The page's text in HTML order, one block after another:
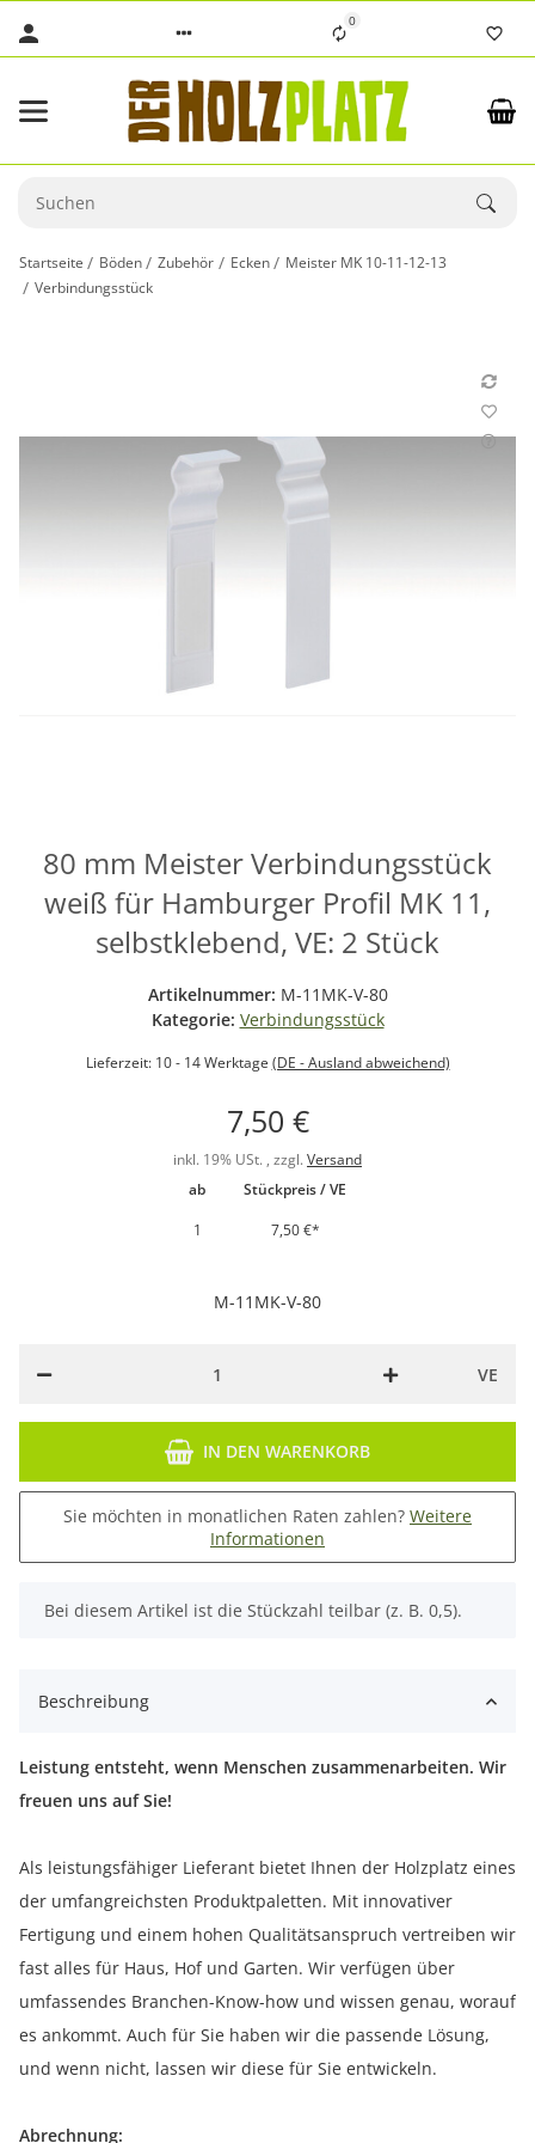
0
Startseite Böden Zubehör Ecken
Meister MK 10-11-12-13
Verbindungsstück
80 mm Meister Verbindungsstück
weiß für Hamburger Profil MK 11,
selbstklebend, VE: 2 Stück
Artikelnummer: M-11MK-V-80
Kategorie: Verbindungsstück
Lieferzeit: 10 - 14 Werktage (DE - Ausland abweichend)
7,50 €
inkl. 19% USt. , zzgl. Versand
ab
Stückpreis / VE
1
7,50 €*
M-11MK-V-80
VE
IN DEN WARENKORB
Sie möchten in monatlichen Raten zahlen? Weitere
Informationen
x
Bei diesem Artikel ist die Stückzahl teilbar (z. B. 0,5).
Beschreibung
Leistung entsteht, wenn Menschen zusammenarbeiten. Wir
freuen uns auf Sie!
Als leistungsfähiger Lieferant bietet Ihnen der Holzplatz eines
der umfangreichsten Produktpaletten. Mit innovativer
Fertigung und einem hohen Qualitätsanspruch vertreiben wir
fast alles für Haus, Hof und Garten. Wir verfügen über
umfassendes Branchen-Know-how und wissen genau, worauf
es ankommt. Auch für Sie haben wir die passende Lösung,
und wenn nicht, lassen wir diese für Sie entwickeln.
Abrechnung: